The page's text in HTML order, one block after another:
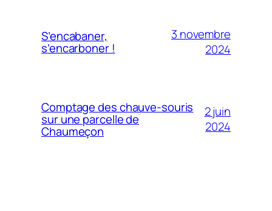
S’encabaner,
s’encarboner !
3 novembre
2024
Comptage des chauve-souris
sur une parcelle de
Chaumeçon
2 juin
2024